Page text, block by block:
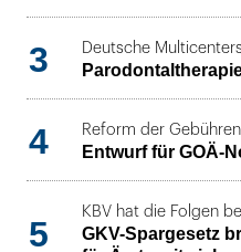
3 Deutsche
4 Reform der
Entwurf für GOÄ-
5
KBV hat die Folgen
GKV-Spargesetz